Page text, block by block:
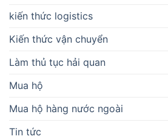
kiến thức logistics
Kiến thức vận chuyển
Làm thủ tục hải quan
Mua hộ
Mua hộ hàng nước ngoài
Tin tức